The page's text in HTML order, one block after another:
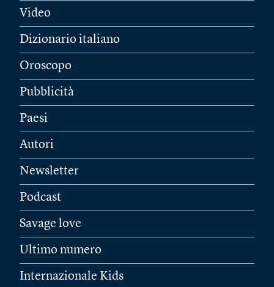
Video
Dizionario italiano
Oroscopo
Pubblicità
Paesi
Autori
Newsletter
Podcast
Savage love
Ultimo numero
Internazionale Kids